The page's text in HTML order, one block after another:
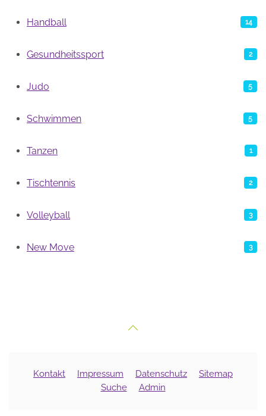
Handball 14
Gesundheitssport 2
Judo 5
Schwimmen 5
Tanzen 1
Tischtennis 2
Volleyball 3
New Move 3
Kontakt Impressum Datenschutz
Sitemap
Suche
Admin